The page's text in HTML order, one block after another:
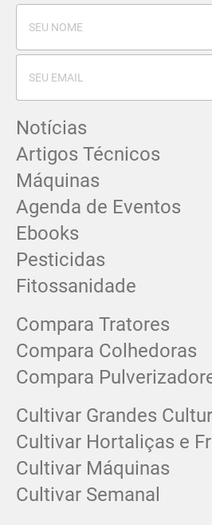
Notícias
Artigos Técnicos
Máquinas
Agenda de Eventos
Ebooks
Pesticidas
Fitossanidade
Compara Tratores
Compara Colhedoras
Compara
Cultivar Grandes
Cultivar Hortaliças e
Cultivar Máquinas
Cultivar Semanal